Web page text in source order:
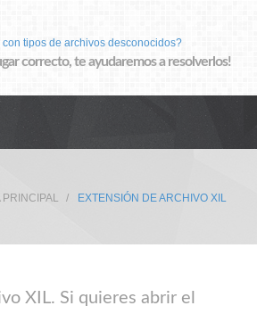
tipos de archivos desconocidos?
correcto, te ayudaremos a resolverlos!
PRINCIPAL EXTENSIÓN DE ARCHIVO XIL
XIL. Si quieres abrir el